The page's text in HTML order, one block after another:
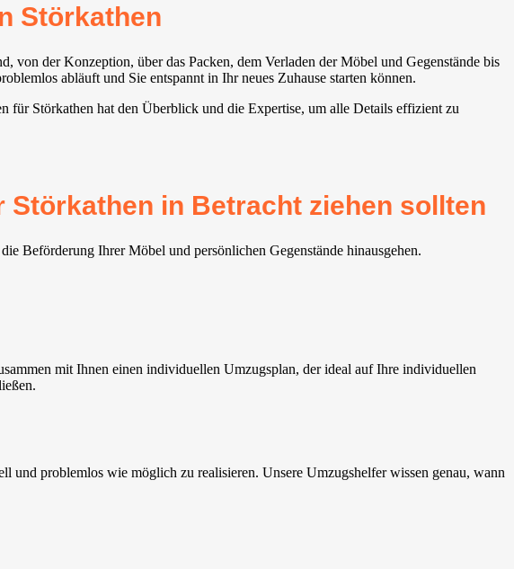
Störkathen
von der Konzeption, über das Packen, dem Verladen der Möbel und Gegenstände bis
abläuft und Sie entspannt in Ihr neues Zuhause starten können.
für Störkathen hat den Überblick und die Expertise, um alle Details effizient zu
in Betracht ziehen sollten
Beförderung Ihrer Möbel und persönlichen Gegenstände hinausgehen.
mit Ihnen einen individuellen Umzugsplan, der ideal auf Ihre individuellen
problemlos wie möglich zu realisieren. Unsere Umzugshelfer wissen genau, wann